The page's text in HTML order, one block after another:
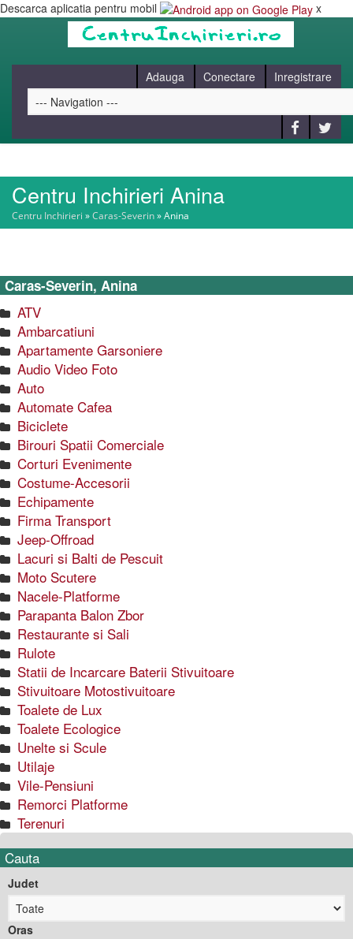
Descarca aplicatia pentru mobil x
Adauga Conectare Inregistrare
HOME
BLOG
CONTACT
Centru Inchirieri Anina
Centru Inchirieri »Caras-Severin»Anina
Caras-Severin, Anina
ATV
Ambarcatiuni
Apartamente Garsoniere
Audio Video Foto
Auto
Automate Cafea
Biciclete
Birouri Spatii Comerciale
Corturi Evenimente
Costume-Accesorii
Echipamente
Firma Transport
Jeep-Offroad
Lacuri si Balti de Pescuit
Moto Scutere
Nacele-Platforme
Parapanta Balon Zbor
Restaurante si Sali
Rulote
Statii de Incarcare Baterii Stivuitoare
Stivuitoare Motostivuitoare
Toalete de Lux
Toalete Ecologice
Unelte si Scule
Utilaje
Vile-Pensiuni
Remorci Platforme
Terenuri
Cauta
Judet
Oras